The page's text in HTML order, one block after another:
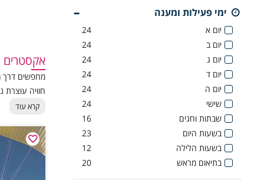
אקסטרים
מחפשים דרך
חוויה עוצרת
ריחופים
קרא עוד
ימי פעילות ומענה
יום א
24
יום ב
24
יום ג
24
יום ד
24
יום ה
24
שישי
24
שבתות וחגים
16
בשעות היום
23
בשעות הלילה
12
בתיאום מראש
20